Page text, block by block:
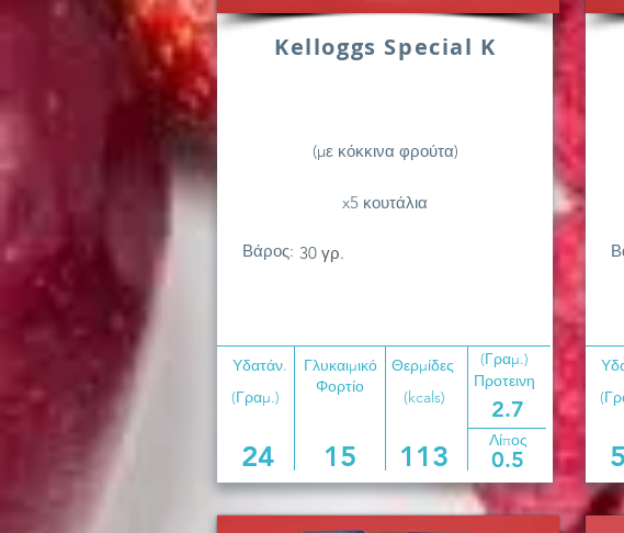
Kelloggs Special K
(με κόκκινα φρούτα)
x5 κουτάλια
Βάρος: 30 γρ.
Υδατάν.
Γλυκαιμικό
Φορτίο
(Γραμ.)
Θερμίδες
(kcals)
Προτεινη
2.7
(Γραμ.)
24 15 113 Λίπος
0.5